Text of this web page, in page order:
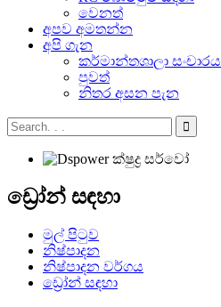
වෙනත්
අපව අමතන්න
අපි ගැන
කර්මාන්තශාලා සංචාරය
පුවත්
නිතර අසන පැන
ඩ්‍රෝන් සඳහා
මුල් පිටුව
නිෂ්පාදන
නිෂ්පාදන වර්ගය
ඩ්‍රෝන් සඳහා